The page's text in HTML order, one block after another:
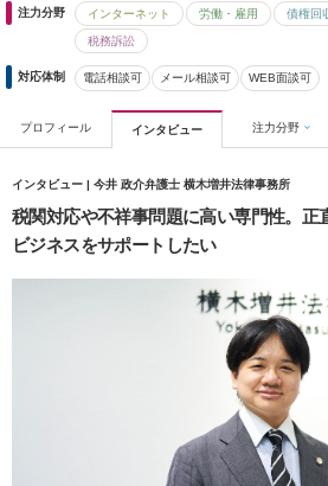
注力分野 インターネット 労働・雇用 債権回
税務訴訟
対応体制 電話相談可 メール相談可 WEB面談可
プロフィール インタビュー 注力分野
インタビュー | 今井 政介弁護士 横木増井法律事務所
税関対応や不祥事問題に高い専門性。正
ビジネスをサポートしたい